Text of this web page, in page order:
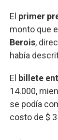
El primer
monto que
Berois,
había
El billete
14.000,
se podía
costo de $